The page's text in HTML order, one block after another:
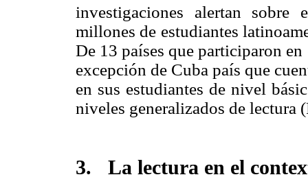
investigaciones alertan
millones de estudiantes
De 13 países que participaron
excepción de Cuba país que
en sus estudiantes de nivel
niveles generalizados de lectura
3. La lectura en el